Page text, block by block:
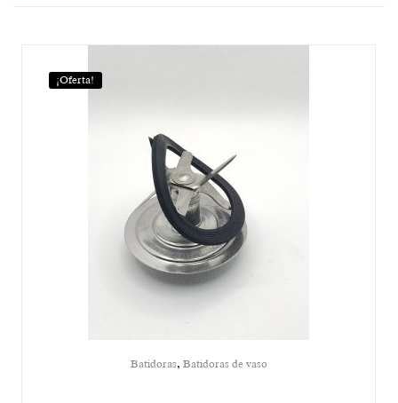
¡Oferta!
Batidoras, Batidoras de vaso